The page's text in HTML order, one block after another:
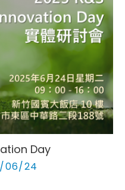
Day
06/24